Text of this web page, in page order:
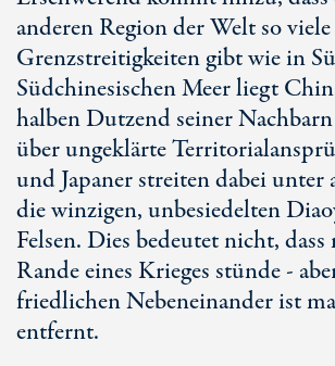
anderen Region der Welt so viele
Grenzstreitigkeiten gibt wie in
Südchinesischen Meer liegt
halben Dutzend seiner
über ungeklärte
und Japaner streiten dabei unter
die winzigen, unbesiedelten
Felsen. Dies bedeutet nicht,
Rande eines Krieges stünde -
friedlichen Nebeneinander ist
entfernt.